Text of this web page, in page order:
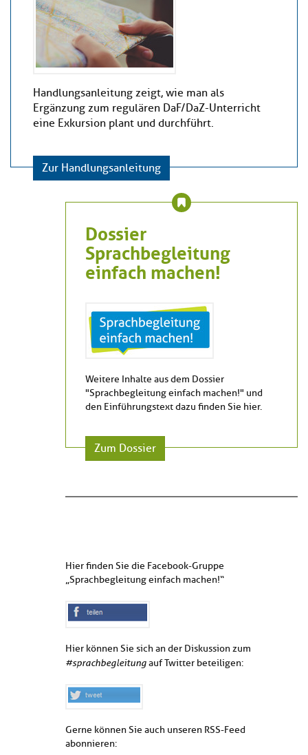
Handlungsanleitung zeigt, wie man als
Ergänzung zum regulären DaF/DaZ-Unterricht
eine Exkursion plant und durchführt.
Zur Handlungsanleitung
Dossier
Sprachbegleitung
einfach machen!
Weitere Inhalte aus dem Dossier
"Sprachbegleitung einfach machen!" und
den Einführungstext dazu finden Sie hier.
Zum Dossier
Hier finden Sie die Facebook-Gruppe
„Sprachbegleitung einfach machen!“
Hier können Sie sich an der Diskussion zum
#sprachbegleitungauf Twitter beteiligen:
Gerne können Sie auch unseren RSS-Feed
abonnieren: